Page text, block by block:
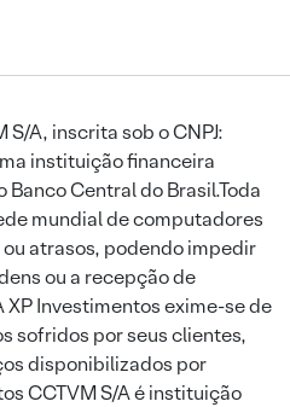
S/A, inscrita sob o CNPJ:
instituição financeira
Central do Brasil.Toda
mundial de computadores
atrasos, podendo impedir
ou a recepção de
Investimentos exime-se de
sofridos por seus clientes,
disponibilizados por
CCTVM S/A é instituição